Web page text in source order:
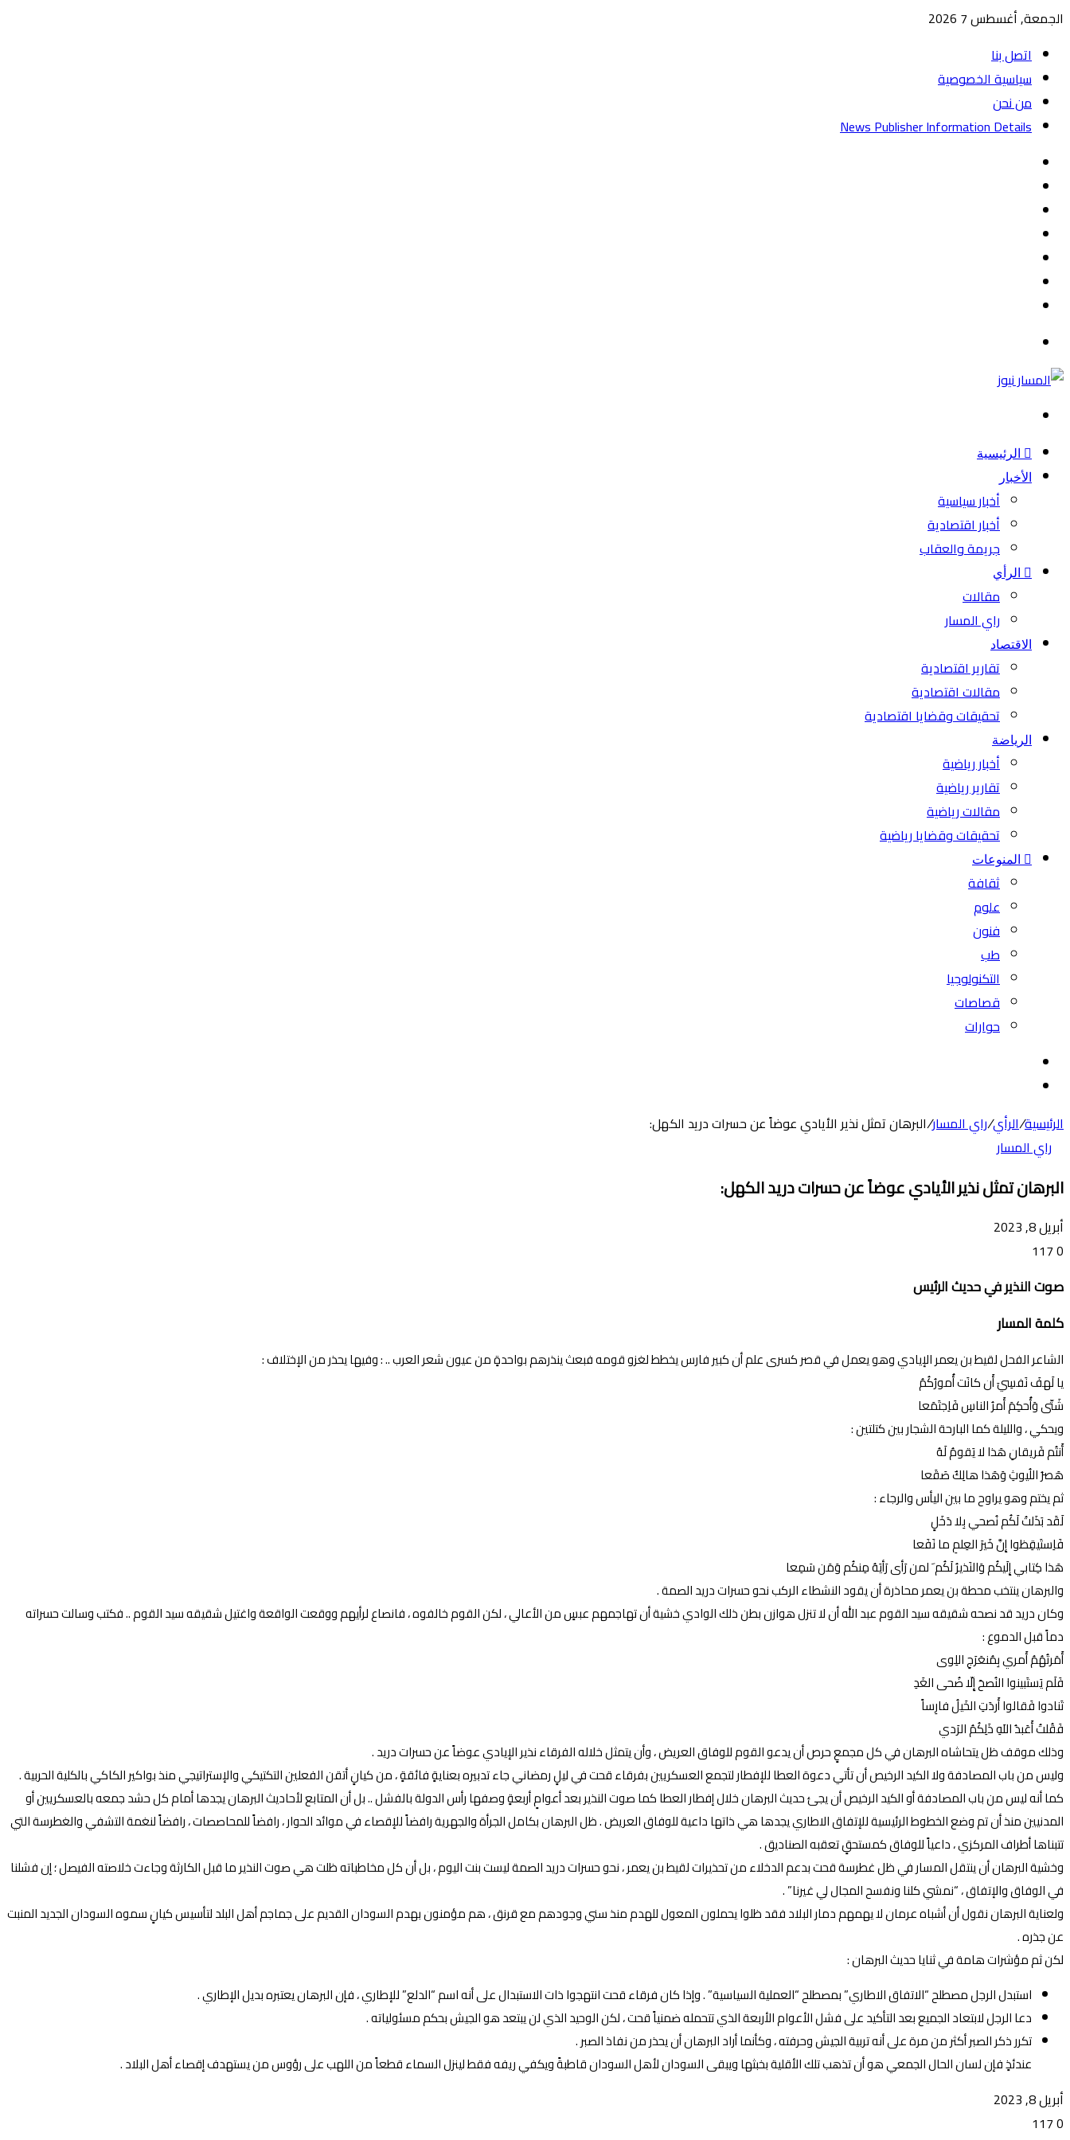
الجمعة, أغسطس 7 2026
اتصل بنا
سياسية الخصوصية
من نحن
News Publisher Information Details
الرئيسية
الأخبار
أخبار سياسية
أخبار اقتصادية
جريمة والعقاب
الرأي
مقالات
راي المسار
الاقتصاد
تقارير اقتصادية
مقالات اقتصادية
تحقيقات وقضايا اقتصادية
الرياضة
أخبار رياضية
تقارير رياضية
مقالات رياضية
تحقيقات وقضايا رياضية
المنوعات
ثقافة
علوم
فنون
طب
التكنولوجيا
قصاصات
حوارات
المظلم
الرئيسية/الرأي/راي المسار/البرهان تمثل نذير الأيادي عوضاً عن حسرات دريد الكهل:
راي المسار
البرهان تمثل نذير الأيادي عوضاً عن حسرات دريد الكهل:
أبريل 8, 2023
0
صوت النذير في حديث الرئيس
كلمة المسار
الشاعر الفحل لقيط بن يعمر الإيادي وهو يعمل في قصر كسرى علم أن كبير فارس يخطط لغزو قومه فبعث ينذرهم بواحدةٍ من عيون شعر العرب .. : وفيها يحذر من الإختلاف :
يا لَهفَ نَفسِيَ أَن كانَت أُمورُكُمُ
شَتّى وَأُحكِمَ أَمرُ الناسِ فَاِجتَمَعا
ويحكي ، والليلة كما البارحة الشجار بين كتلتين :
أَنتُم فَريقانِ هَذا لا يَقومُ لَهُ
هَصرُ اللُيوثِ وَهَذا هالِكٌ صَقَعا
ثم يختم وهو يراوح ما بين اليأس والرجاء :
لَقَد بَذَلتُ لَكُم نُصحي بِلا دَخَلٍ
فَاِستَيقِظوا إِنَّ خَيرَ العِلمِ ما نَفَعا
هَذا كِتابي إِلَيكُم وَالنَذيرُ لَكُم َ لمن رَأى رَأيَهُ مِنكُم وَمَن سَمِعا
والبرهان ينتخب محطة بن يعمر محاذرة أن يقود النشطاء الركب نحو حسرات دريد الصمة .
وكان دريد قد نصحه شقيقه سيد القوم عبد الله أن لا تنزل هوازن بطن ذلك الوادي خشية أن تهاجمهم عبسٍ من الأعالي ، لكن القوم خالفوه ، فانصاع لرأيهم ووقعت الواقعة واغتيل شقيقه سيد القوم .. فكتب وسالت حسراته
دماً قبل الدموع :
أَمَرتُهُمُ أَمري بِمُنعَرَجِ اللِوى
فَلَم يَستَبينوا النُصحَ إِلّا ضُحى الغَدِ
تَنادوا فَقالوا أَردَتِ الخَيلُ فارِساً
فَقُلتُ أَعَبدُ اللَهِ ذَلِكُمُ الرَدي
وذلك موقف ظل يتحاشاه البرهان في كل مجمعٍ حرص أن يدعو القوم للوفاق العريض ، وأن يتمثل خلاله الفرقاء نذير الإيادي عوضاً عن حسرات دريد .
وليس من باب المصادفة ولا الكيد الرخيص أن تأتي دعوة العطا للإفطار لتجمع العسكريين بفرقاء قحت في ليلٍ رمضاني جاء تدبيره بعنايةٍ فائقةٍ ، من كيانٍ أتقن الفعلين التكتيكي والإستراتيجي منذ بواكير الكاكي بالكلية الحربية .
كما أنه ليس من باب المصادفة أو الكيد الرخيص أن يجئ حديث البرهان خلال إفطار العطا كما صوت النذير بعد أعوامٍ أربعةٍ وصفها رأس الدولة بالفشل .. بل أن المتابع لأحاديث البرهان يجدها أمام كل حشد جمعه بالعسكريين أو
المدنيين منذ أن تم وضع الخطوط الرئيسية للإتفاق الاطاري يجدها هي ذاتها داعية للوفاق العريض . ظل البرهان بكامل الجرأة والجهرية رافضاً للإقصاء في موائد الحوار ، رافضاً للمحاصصات ، رافضاً لنغمة التشفي والغطرسة التي
تتبناها أطراف المركزي ، داعياً للوفاق كمستحقٍ تعقبه الصناديق .
وخشية البرهان أن ينتقل المسار في ظل غطرسة قحت بدعم الدخلاء من تحذيرات لقيط بن يعمر ، نحو حسرات دريد الصمة ليست بنت اليوم ، بل أن كل مخاطباته ظلت هي صوت النذير ما قبل الكارثة وجاءت خلاصته الفيصل ؛ إن فشلنا
في الوفاق والإتفاق ، “نمشي كلنا ونفسح المجال لي غيرنا” .
ولعناية البرهان نقول أن أشباه عرمان لا يهمهم دمار البلاد فقد ظلوا يحملون المعول للهدم منذ سني وجودهم مع قرنق ، هم مؤمنون بهدم السودان القديم على جماجم أهل البلد لتأسيس كيانٍ سموه السودان الجديد المنبت
عن جذره .
لكن ثم مؤشرات هامة في ثنايا حديث البرهان :
استبدل الرجل مصطلح “الاتفاق الاطاري” بمصطلح “العملية السياسية” . وإذا كان فرقاء قحت انتهجوا ذات الاستبدال على أنه اسم “الدلع” للإطاري ، فإن البرهان يعتبره بديل الإطاري .
دعا الرجل لابتعاد الجميع بعد التأكيد على فشل الأعوام الأربعة الذي تتحمله ضمنياً قحت ، لكن الوحيد الذي لن يبتعد هو الجيش بحكم مسئولياته .
تكرر ذكر الصبر أكثر من مرة على أنه تربية الجيش وحرفته ، وكأنما أراد البرهان أن يحذر من نفاذ الصبر .
عندئذٍ فإن لسان الحال الجمعي هو أن تذهب تلك الأقلية بخبثها ويبقى السودان لأهل السودان قاطبةً ويكفي ريفه فقط لينزل السماء قطعاً من اللهب على رؤوس من يستهدف إقصاء أهل البلاد .
أبريل 8, 2023
0